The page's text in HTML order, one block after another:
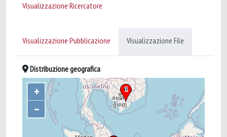
Visualizzazione Ricercatore
Visualizzazione Pubblicazione Visualizzazione File
Distribuzione geografica
+
–